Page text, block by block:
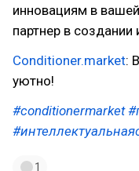
инновациям в
партнер в
Conditioner.market:
уютно!
#conditionermarket
1